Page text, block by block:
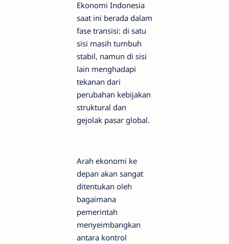
Ekonomi Indonesia
saat ini berada dalam
fase transisi: di satu
sisi masih tumbuh
stabil, namun di sisi
lain menghadapi
tekanan dari
perubahan kebijakan
struktural dan
gejolak pasar global.
Arah ekonomi ke
depan akan sangat
ditentukan oleh
bagaimana
pemerintah
menyeimbangkan
antara kontrol